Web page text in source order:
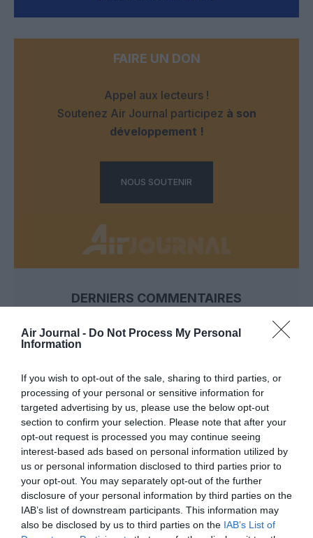
Air Journal - Do Not Process My Personal
Information
If you wish to opt-out of the sale, sharing to third parties, or
processing of your personal or sensitive information for
targeted advertising by us, please use the below opt-out
section to confirm your selection. Please note that after your
opt-out request is processed you may continue seeing
interest-based ads based on personal information utilized by
us or personal information disclosed to third parties prior to
your opt-out. You may separately opt-out of the further
disclosure of your personal information by third parties on the
IAB’s list of downstream participants. This information may
also be disclosed by us to third parties on the IAB’s List of
FAIRE UN DON
Appel aux lecteurs !
Soutenez Air Journal participez à son
développement !
NOUS SOUTENIR
DERNIERS COMMENTAIRES
atplhkta commenté l'article :
arrivées plus longues, des correspondances à risque
Manfoua commenté l'article :
Pyramides, croisières et mer Rouge : l’Égypte mise sur
une saison record malgré le contexte géopolitique
avion histoire de l'aviation